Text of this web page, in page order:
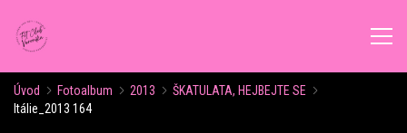
ÚVOD
Úvod Fotoalbum 2013
ŠKATULATA, HEJBEJTE SE
Itálie_2013 164